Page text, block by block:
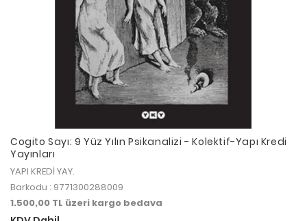
Cogito Sayı: 9 Yüz Yılın Psikanalizi - Kolektif-Yapı Kredi
Yayınları
YAPI KREDİ YAY.
Barkodu : 9771300288009
1.500,00 TL üzeri kargo bedava